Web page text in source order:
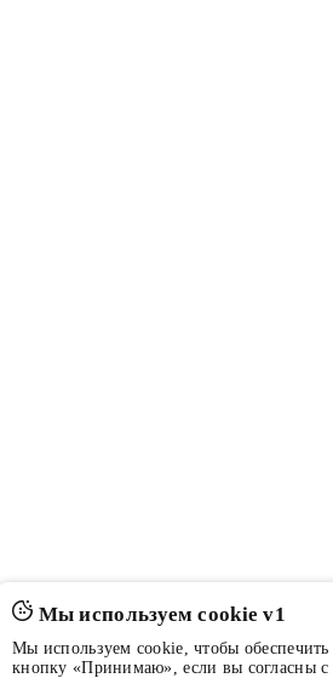
Мы используем cookie v1
Мы используем cookie, чтобы
кнопку «Принимаю», если вы согласны